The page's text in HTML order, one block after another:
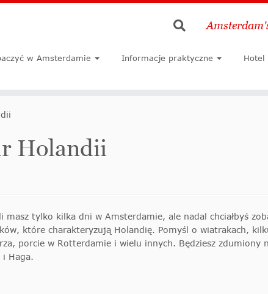
w Amsterdamie Informacje praktyczne Hotel
Holandii
tylko kilka dni w Amsterdamie, ale nadal chciałbyś
które charakteryzują Holandię. Pomyśl o wiatrakach,
porcie w Rotterdamie i wielu innych. Będziesz zdumiony
Haga.